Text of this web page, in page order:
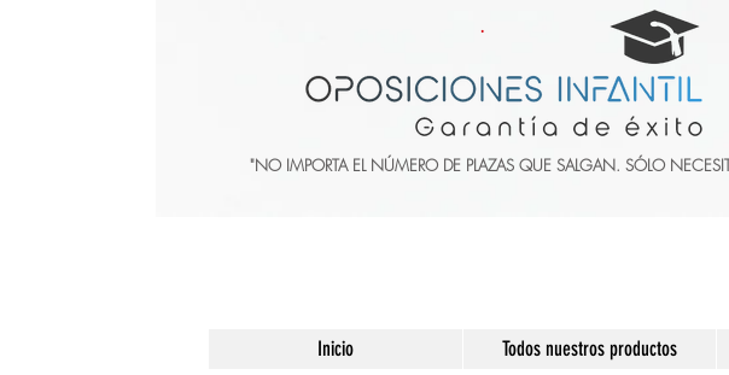
"NO IMPORTA EL NÚMERO DE PLAZAS QUE SALGAN. SÓLO
Inicio Todos nuestros productos